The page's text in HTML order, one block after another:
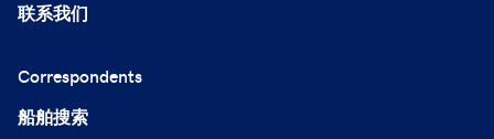
联系我们
Correspondents
船舶搜索